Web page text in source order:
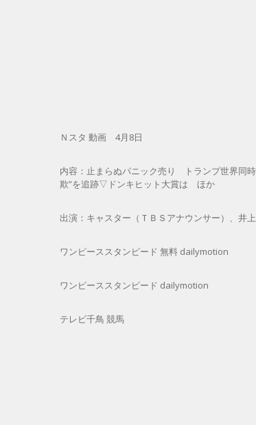
Ｎスタ 動画 4月8日
内容：止まらぬパニック売り トランプ世界同
欺”を追跡▽ドンキヒット大賞は ほか
出演：キャスター（ＴＢＳアナウンサー）、井
ワンピーススタンピード 無料 dailymotion
ワンピーススタンピード dailymotion
テレビ千鳥 競馬